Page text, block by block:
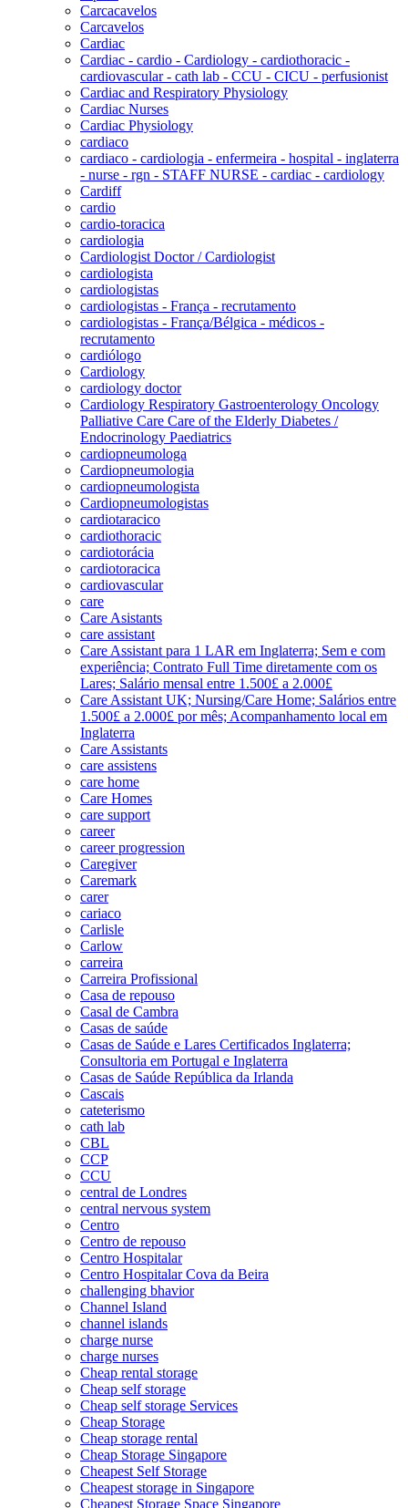
Carcacavelos
Carcavelos
Cardiac
Cardiac - cardio - Cardiology - cardiothoracic -
cardiovascular - cath lab - CCU - CICU - perfusionist
Cardiac and Respiratory Physiology
Cardiac Nurses
Cardiac Physiology
cardiaco
cardiaco - cardiologia - enfermeira - hospital - inglaterra
- nurse - rgn - STAFF NURSE - cardiac - cardiology
Cardiff
cardio
cardio-toracica
cardiologia
Cardiologist Doctor / Cardiologist
cardiologista
cardiologistas
cardiologistas - França - recrutamento
cardiologistas - França/Bélgica - médicos -
recrutamento
cardiólogo
Cardiology
cardiology doctor
Cardiology Respiratory Gastroenterology Oncology
Palliative Care Care of the Elderly Diabetes /
Endocrinology Paediatrics
cardiopneumologa
Cardiopneumologia
cardiopneumologista
Cardiopneumologistas
cardiotaracico
cardiothoracic
cardiotorácia
cardiotoracica
cardiovascular
care
Care Asistants
care assistant
Care Assistant para 1 LAR em Inglaterra; Sem e com
experiência; Contrato Full Time diretamente com os
Lares; Salário mensal entre 1.500£ a 2.000£
Care Assistant UK; Nursing/Care Home; Salários entre
1.500£ a 2.000£ por mês; Acompanhamento local em
Inglaterra
Care Assistants
care assistens
care home
Care Homes
care support
career
career progression
Caregiver
Caremark
carer
cariaco
Carlisle
Carlow
carreira
Carreira Profissional
Casa de repouso
Casal de Cambra
Casas de saúde
Casas de Saúde e Lares Certificados Inglaterra;
Consultoria em Portugal e Inglaterra
Casas de Saúde República da Irlanda
Cascais
cateterismo
cath lab
CBL
CCP
CCU
central de Londres
central nervous system
Centro
Centro de repouso
Centro Hospitalar
Centro Hospitalar Cova da Beira
challenging bhavior
Channel Island
channel islands
charge nurse
charge nurses
Cheap rental storage
Cheap self storage
Cheap self storage Services
Cheap Storage
Cheap storage rental
Cheap Storage Singapore
Cheapest Self Storage
Cheapest storage in Singapore
Cheapest Storage Space Singapore